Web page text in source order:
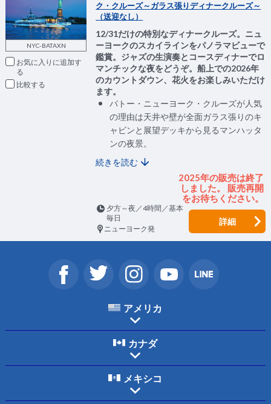
NYC-BATAXN
お気に入りに追加
比較
ク・クルーズ～ガラス張りディナークルーズ～
（送迎なし）
12/31だけの特別なディナークルーズ。ニュ
ーヨークのスカイラインをパノラマビューで
鑑賞。ジャズの生演奏とコースディナーでロ
マンチックな夜をどうぞ。船上での2026年
のカウントダウン、花火をお楽しみいただけ
ます。
バトー・ニューヨーク・クルーズが人気
の理由は天井や壁が全面ガラス張りのキ
ャビンと展望デッキから見るマンハッタ
ンの夜景。
続きを読む
2025年の販売は終了
しました。 販売再開
をお待ちください。
夕方～夜／4時間／基本
毎日
ニューヨーク発
詳細
アメリカ
カナダ
メキシコ